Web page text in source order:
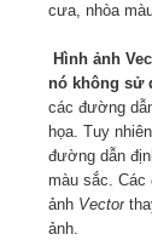
cưa, nhòa
Hình ảnh
nó không sử
các đường
họa. Tuy
đường dẫn
màu sắc.
ảnh Vector
ảnh.